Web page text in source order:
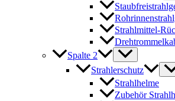
Strahlmittel-
Spalte 2
Strahlerschutz
Strahlhelme
Zubehör